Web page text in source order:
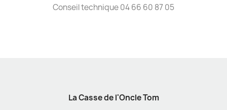
Conseil technique 04 66 60 87 05
La Casse de l'Oncle Tom